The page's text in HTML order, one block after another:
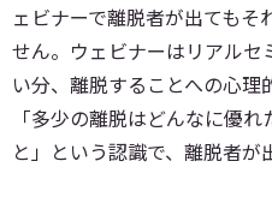
ェビナーで離脱者が出ても
せん。ウェビナーはリアルセ
い分、離脱することへの心理
「多少の離脱はどんなに優
と」という認識で、離脱者が